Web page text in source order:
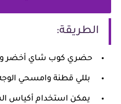
الطريقة:
حضري كوب شاي أخضر
بللي قطنة وامسحي
يمكن استخدام أكياس